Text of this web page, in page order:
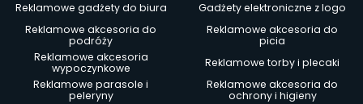
Reklamowe gadżety do biura
Gadżety elektroniczne z logo
Reklamowe akcesoria do
podróży
Reklamowe akcesoria do
picia
Reklamowe akcesoria
wypoczynkowe
Reklamowe torby i plecaki
Reklamowe parasole i
peleryny
Reklamowe akcesoria do
ochrony i higieny